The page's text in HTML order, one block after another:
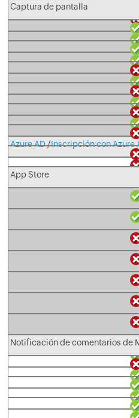
Azure AD/Inscripción con Azure
Detalles básicos del dispositivo
Captura de pantalla
App Store
Notificación de comentarios de